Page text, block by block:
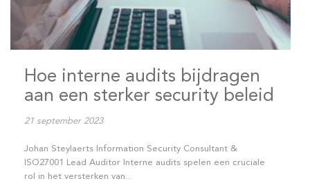
Hoe interne audits bijdragen
aan een sterker security beleid
21 september 2023
Johan Steylaerts Information Security Consultant &
ISO27001 Lead Auditor Interne audits spelen een cruciale
rol in het versterken van...